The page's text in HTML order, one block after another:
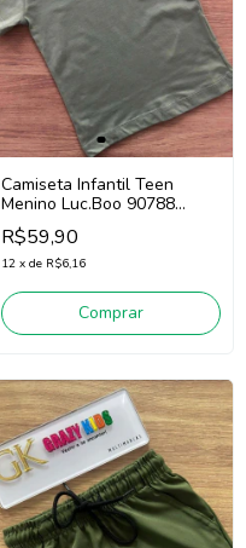
Camiseta Infantil Teen
Menino Luc.Boo 90788
(Verde)
R$59,90
12 x de R$6,16
Comprar